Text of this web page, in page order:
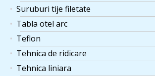
Suruburi tije filetate
Tabla otel arc
Teflon
Tehnica de ridicare
Tehnica liniara